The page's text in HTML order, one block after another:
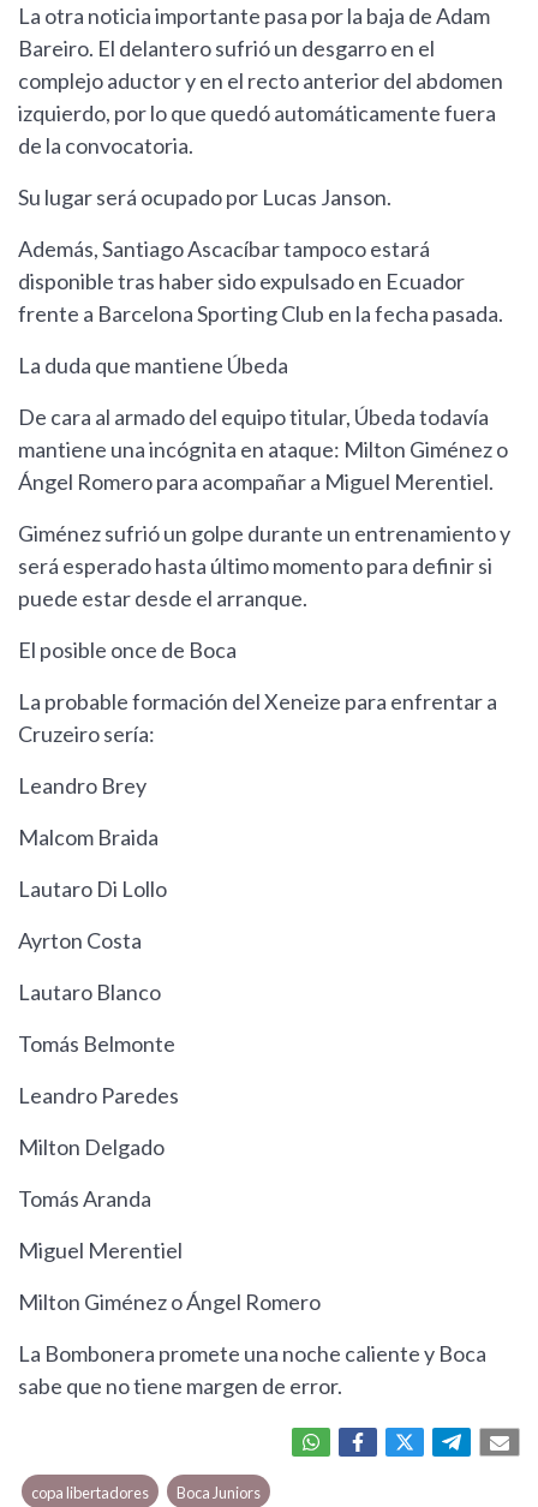
La otra noticia importante pasa por la baja de Adam
Bareiro. El delantero sufrió un desgarro en el
complejo aductor y en el recto anterior del abdomen
izquierdo, por lo que quedó automáticamente fuera
de la convocatoria.
Su lugar será ocupado por Lucas Janson.
Además, Santiago Ascacíbar tampoco estará
disponible tras haber sido expulsado en Ecuador
frente a Barcelona Sporting Club en la fecha pasada.
La duda que mantiene Úbeda
De cara al armado del equipo titular, Úbeda todavía
mantiene una incógnita en ataque: Milton Giménez o
Ángel Romero para acompañar a Miguel Merentiel.
Giménez sufrió un golpe durante un entrenamiento y
será esperado hasta último momento para definir si
puede estar desde el arranque.
El posible once de Boca
La probable formación del Xeneize para enfrentar a
Cruzeiro sería:
Leandro Brey
Malcom Braida
Lautaro Di Lollo
Ayrton Costa
Lautaro Blanco
Tomás Belmonte
Leandro Paredes
Milton Delgado
Tomás Aranda
Miguel Merentiel
Milton Giménez o Ángel Romero
La Bombonera promete una noche caliente y Boca
sabe que no tiene margen de error.
copa libertadores Boca Juniors